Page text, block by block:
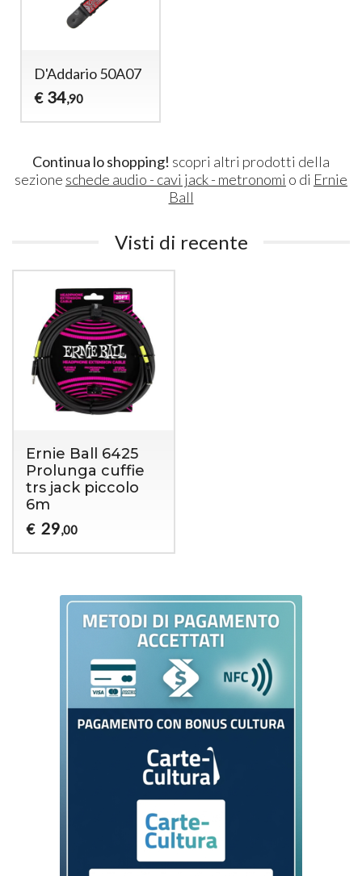
D'Addario 50A07
€ 34,90
Continua lo shopping! scopri altri prodotti della
sezione schede audio - cavi jack - metronomi o di Ernie
Ball
Visti di recente
Ernie Ball 6425
Prolunga cuffie
trs jack piccolo
6m
€ 29,00